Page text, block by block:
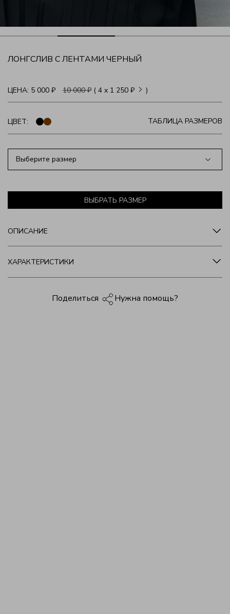
ЛОНГСЛИВ С ЛЕНТАМИ ЧЕРНЫЙ
ЦЕНА: 5 000 ₽ 10 000 ₽ ( 4 x 1 250 ₽ )
ЦВЕТ: ТАБЛИЦА РАЗМЕРОВ
ВЫБРАТЬ РАЗМЕР
Выберите размер
ОПИСАНИЕ
ХАРАКТЕРИСТИКИ
Поделиться Нужна помощь?